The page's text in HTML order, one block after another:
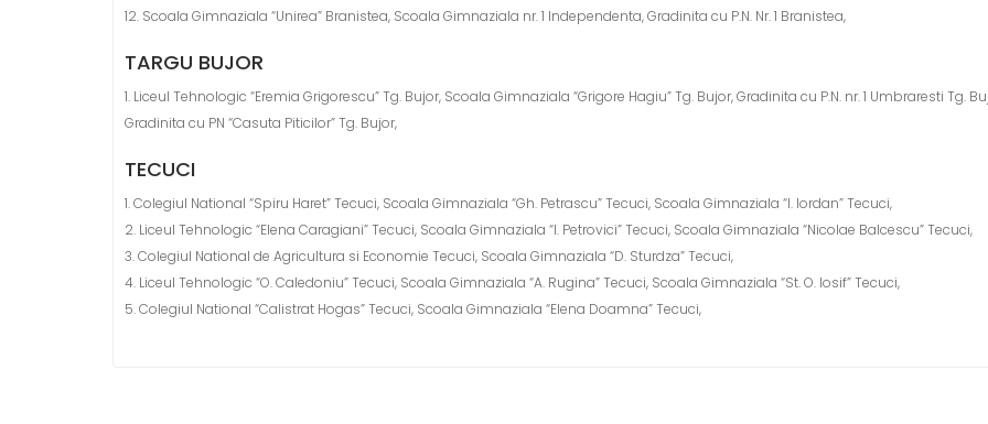
12. Scoala Gimnaziala “Unirea” Branistea, Scoala Gimnaziala nr. 1 Independenta, Gradinita cu P.N. Nr. 1 Branistea,
TARGU BUJOR
1. Liceul Tehnologic “Eremia Grigorescu” Tg. Bujor, Scoala Gimnaziala “Grigore Hagiu” Tg. Bujor, Gradinita cu P.N. nr. 1 Umbraresti Tg.
Gradinita cu PN “Casuta Piticilor” Tg. Bujor,
TECUCI
1. Colegiul National “Spiru Haret” Tecuci, Scoala Gimnaziala “Gh. Petrascu” Tecuci, Scoala Gimnaziala “I. Iordan” Tecuci,
2. Liceul Tehnologic “Elena Caragiani” Tecuci, Scoala Gimnaziala “I. Petrovici” Tecuci, Scoala Gimnaziala “Nicolae Balcescu” Tecuci,
3. Colegiul National de Agricultura si Economie Tecuci, Scoala Gimnaziala “D. Sturdza” Tecuci,
4. Liceul Tehnologic “O. Caledoniu” Tecuci, Scoala Gimnaziala “A. Rugina” Tecuci, Scoala Gimnaziala “St. O. Iosif” Tecuci,
5. Colegiul National “Calistrat Hogas” Tecuci, Scoala Gimnaziala “Elena Doamna” Tecuci,